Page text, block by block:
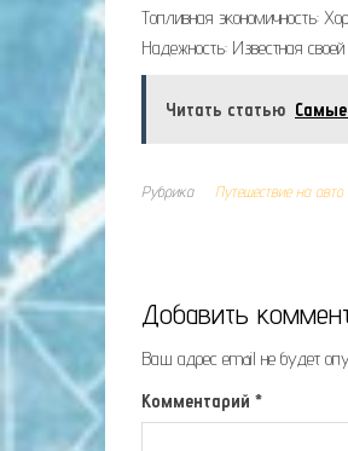
Топливная экономичность:
Надежность: Известная
Читать статью
Рубрика Путешествие на авто
Добавить
Ваш адрес email не будет
Комментарий *